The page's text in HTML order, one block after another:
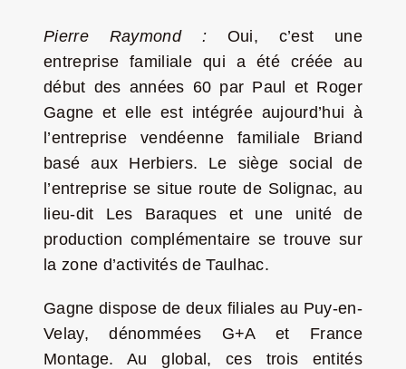
Pierre Raymond : Oui, c’est une
entreprise familiale qui a été créée au
début des années 60 par Paul et Roger
Gagne et elle est intégrée aujourd’hui à
l’entreprise vendéenne familiale Briand
basé aux Herbiers. Le siège social de
l’entreprise se situe route de Solignac, au
lieu-dit Les Baraques et une unité de
production complémentaire se trouve sur
la zone d’activités de Taulhac.
Gagne dispose de deux filiales au Puy-en-
Velay, dénommées G+A et France
Montage. Au global, ces trois entités